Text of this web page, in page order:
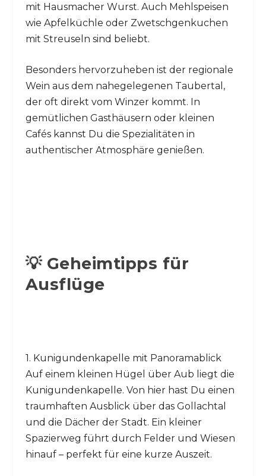
mit Hausmacher Wurst. Auch Mehlspeisen
wie Apfelküchle oder Zwetschgenkuchen
mit Streuseln sind beliebt.
Besonders hervorzuheben ist der regionale
Wein aus dem nahegelegenen Taubertal,
der oft direkt vom Winzer kommt. In
gemütlichen Gasthäusern oder kleinen
Cafés kannst Du die Spezialitäten in
authentischer Atmosphäre genießen.
💡 Geheimtipps für
Ausflüge
1. Kunigundenkapelle mit Panoramablick
Auf einem kleinen Hügel über Aub liegt die
Kunigundenkapelle. Von hier hast Du einen
traumhaften Ausblick über das Gollachtal
und die Dächer der Stadt. Ein kleiner
Spazierweg führt durch Felder und Wiesen
hinauf – perfekt für eine kurze Auszeit.